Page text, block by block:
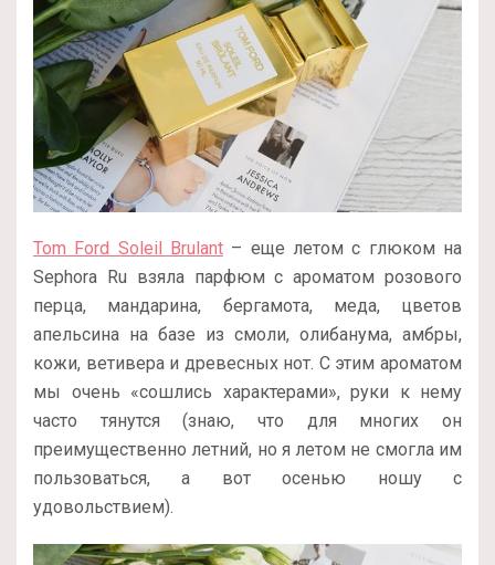
Tom Ford Soleil Brulant – еще летом с глюком на
Sephora Ru взяла парфюм с ароматом розового
перца, мандарина, бергамота, меда, цветов
апельсина на базе из смоли, олибанума, амбры,
кожи, ветивера и древесных нот. С этим ароматом
мы очень «сошлись характерами», руки к нему
часто тянутся (знаю, что для многих он
преимущественно летний, но я летом не смогла им
пользоваться, а вот осенью ношу с
удовольствием).